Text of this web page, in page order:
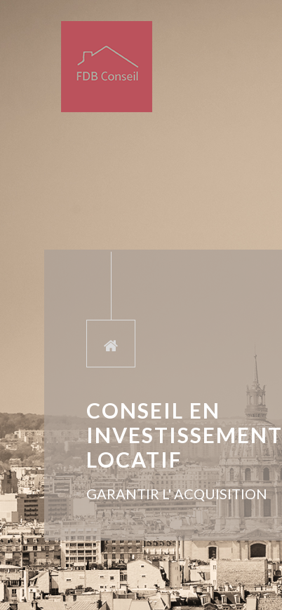
CONSEIL EN
INVESTISSEMENT
LOCATIF
GARANTIR L' ACQUISITION